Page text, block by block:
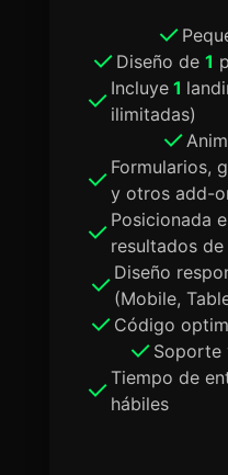
Diseño de 1
Incluye1
ilimitadas)
Formularios,
y otros add-
Posicionada
resultados de
Diseño
(Mobile,
Código
Soporte
Tiempo de
hábiles